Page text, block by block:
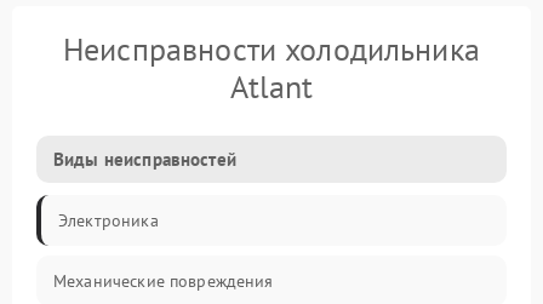
Неисправности холодильника
Atlant
Виды неисправностей
Электроника
Механические повреждения